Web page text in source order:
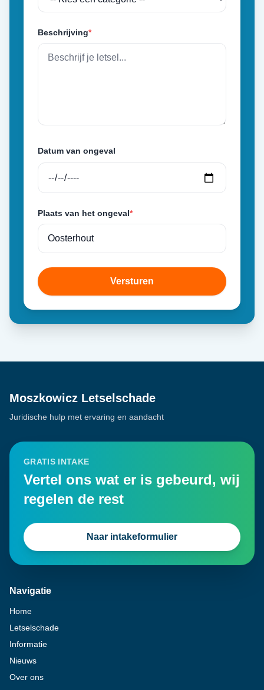
Beschrijving*
Datum van ongeval
Plaats van het ongeval*
Versturen
Moszkowicz Letselschade
Juridische hulp met ervaring en aandacht
GRATIS INTAKE
Vertel ons wat er is gebeurd, wij
regelen de rest
Naar intakeformulier
Navigatie
Home
Letselschade
Informatie
Nieuws
Over ons